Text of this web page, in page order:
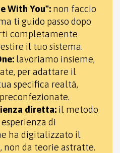
With You": non faccio
ti guido passo dopo
completamente
il tuo sistema.
lavoriamo insieme,
per adattare il
specifica realtà,
diretta: il metodo
di
ha digitalizzato il
non da teorie astratte.